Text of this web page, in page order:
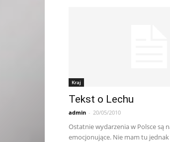
Kraj
Tekst o Lechu
admin - 20/05/2010
Ostatnie wydarzenia w Polsce są
emocjonujące. Nie mam tu